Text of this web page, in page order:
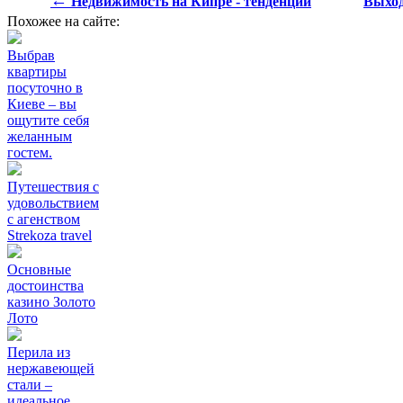
Похожее на сайте:
Выбрав
квартиры
посуточно в
Киеве – вы
ощутите себя
желанным
гостем.
Путешествия с
удовольствием
с агенством
Strekoza travel
Основные
достоинства
казино Золото
Лото
Перила из
нержавеющей
стали –